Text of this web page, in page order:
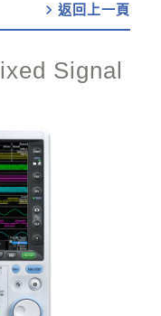
chevron_right
Signal